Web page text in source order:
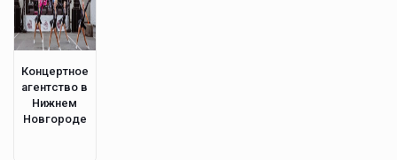
Концертное
агентство в
Нижнем
Новгороде